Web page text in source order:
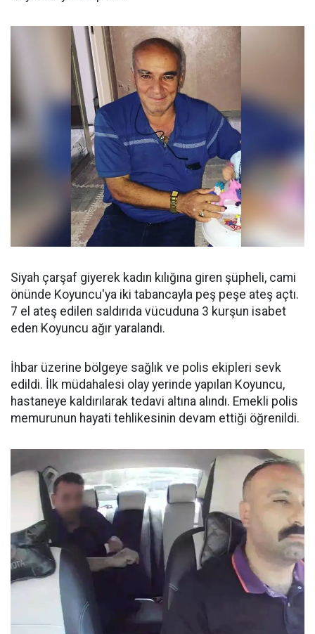
Siyah çarşaf giyerek kadın kılığına giren şüpheli, cami
önünde Koyuncu'ya iki tabancayla peş peşe ateş açtı.
7 el ateş edilen saldırıda vücuduna 3 kurşun isabet
eden Koyuncu ağır yaralandı.
İhbar üzerine bölgeye sağlık ve polis ekipleri sevk
edildi. İlk müdahalesi olay yerinde yapılan Koyuncu,
hastaneye kaldırılarak tedavi altına alındı. Emekli polis
memurunun hayati tehlikesinin devam ettiği öğrenildi.